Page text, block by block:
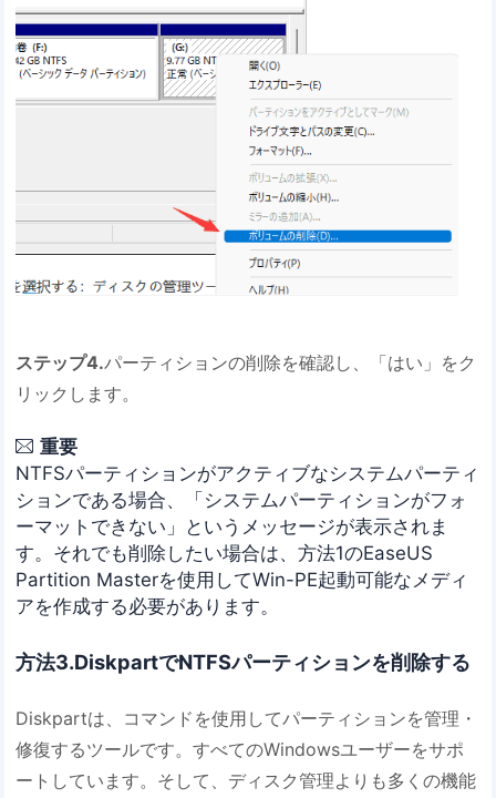
ステップ4.パーティションの削除を確認し、「はい」をク
リックします。
 重要
NTFSパーティションがアクティブなシステムパーティ
ションである場合、「システムパーティションがフォ
ーマットできない」というメッセージが表示されま
す。それでも削除したい場合は、方法1のEaseUS
Partition Masterを使用してWin-PE起動可能なメディ
アを作成する必要があります。
方法3.DiskpartでNTFSパーティションを削除する
Diskpartは、コマンドを使用してパーティションを管理・
修復するツールです。すべてのWindowsユーザーをサポ
ートしています。そして、ディスク管理よりも多くの機能